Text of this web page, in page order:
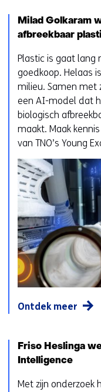
Milad Golkaram
afbreekbaar
Plastic is gaat lang
goedkoop. Helaas
milieu. Samen met
een AI-model dat
biologisch
maakt. Maak
van TNO’s Young
Ontdek meer
Friso Heslinga
Intelligence
Met zijn